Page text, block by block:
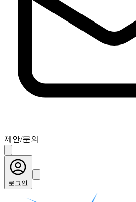
제안/문의
로그인